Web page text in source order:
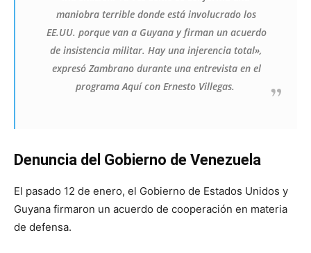
maniobra terrible donde está involucrado los
EE.UU. porque van a Guyana y firman un acuerdo
de insistencia militar. Hay una injerencia total»,
expresó Zambrano durante una entrevista en el
programaAquí con Ernesto Villegas.
Denuncia del Gobierno de Venezuela
El pasado 12 de enero, el Gobierno de Estados Unidos y
Guyana firmaron un acuerdo de cooperación en materia
de defensa.